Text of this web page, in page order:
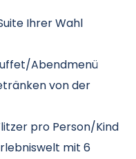
Ihrer Wahl
Abendmenü
von der
pro Person/Kind
mit 6